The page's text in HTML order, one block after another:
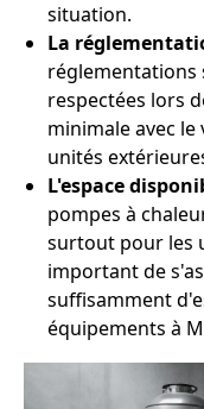
situation.
La
réglementations
respectées lors
minimale avec
unités
L'espace
pompes à
surtout pour les
important de
suffisamment
équipements à